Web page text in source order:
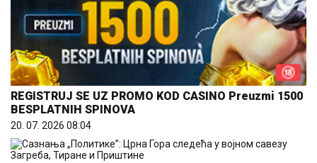
REGISTRUJ SE UZ PROMO KOD CASINO Preuzmi 1500
BESPLATNIH SPINOVA
20. 07. 2026 08:04